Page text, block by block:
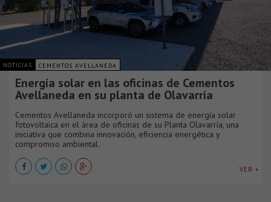
NOTICIAS CEMENTOS AVELLANEDA
Energía solar en las oficinas de Cementos
Avellaneda en su planta de Olavarría
Cementos Avellaneda incorporó un sistema de energía solar
fotovoltaica en el área de oficinas de su Planta Olavarría, una
iniciativa que combina innovación, eficiencia energética y
compromiso ambiental.
VER +